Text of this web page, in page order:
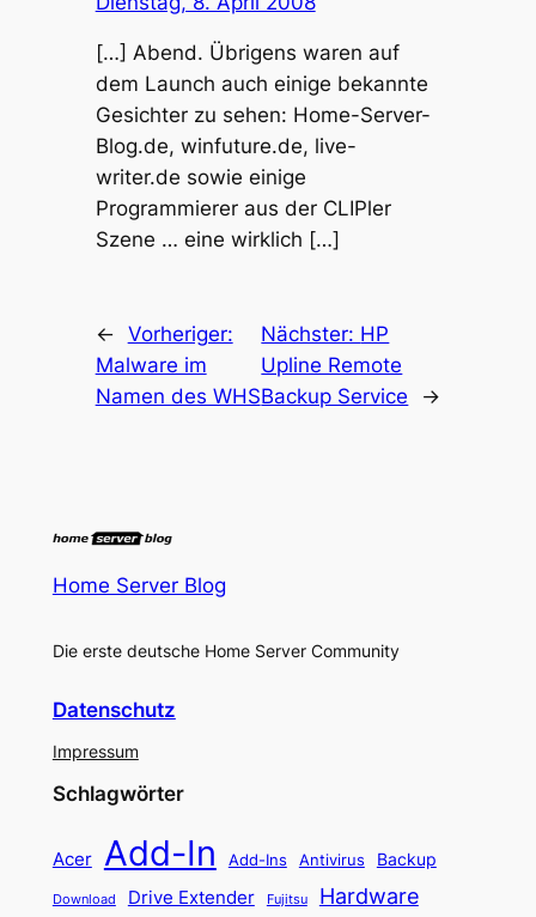
[…] Abend. Übrigens waren auf
dem Launch auch einige bekannte
Gesichter zu sehen: Home-Server-
Blog.de, winfuture.de, live-
writer.de sowie einige
Programmierer aus der CLIPler
Szene … eine wirklich […]
← Vorheriger:
Malware im
Namen des WHS
Nächster: HP
Upline Remote
Backup Service
→
Home Server Blog
Die erste deutsche Home Server Community
Datenschutz
Impressum
Schlagwörter
Acer Add-In Add-Ins Antivirus Backup
Download Drive Extender Fujitsu Hardware